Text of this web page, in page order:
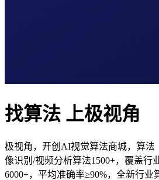
找算法 上极视角
极视角，开创AI视觉算法商城，算法
像识别/视频分析算法1500+，覆盖行
6000+，平均准确率≥90%，全新行业